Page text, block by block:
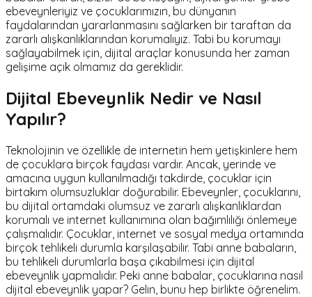
ebeveynleriyiz ve çocuklarımızın, bu dünyanın
faydalarından yararlanmasını sağlarken bir taraftan da
zararlı alışkanlıklarından korumalıyız. Tabi bu korumayı
sağlayabilmek için, dijital araçlar konusunda her zaman
gelişime açık olmamız da gereklidir.
Dijital Ebeveynlik Nedir ve Nasıl
Yapılır?
Teknolojinin ve özellikle de internetin hem yetişkinlere hem
de çocuklara birçok faydası vardır. Ancak, yerinde ve
amacına uygun kullanılmadığı takdirde, çocuklar için
birtakım olumsuzluklar doğurabilir. Ebeveynler, çocuklarını,
bu dijital ortamdaki olumsuz ve zararlı alışkanlıklardan
korumalı ve internet kullanımına olan bağımlılığı önlemeye
çalışmalıdır. Çocuklar, internet ve sosyal medya ortamında
birçok tehlikeli durumla karşılaşabilir. Tabi anne babaların,
bu tehlikeli durumlarla başa çıkabilmesi için dijital
ebeveynlik yapmalıdır. Peki anne babalar, çocuklarına nasıl
dijital ebeveynlik yapar? Gelin, bunu hep birlikte öğrenelim.